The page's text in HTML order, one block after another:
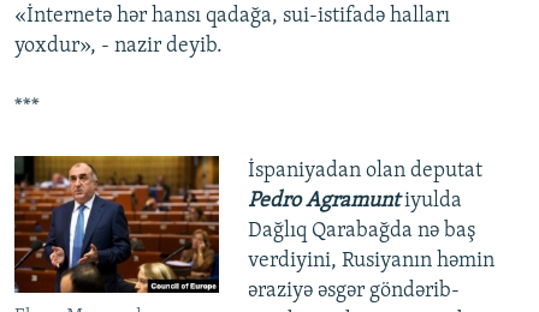
«İnternetə hər hansı qadağa, sui-istifadə halları
yoxdur», - nazir deyib.
***
İspaniyadan olan deputat
Pedro Agramuntiyulda
Dağlıq Qarabağda nə baş
verdiyini, Rusiyanın həmin
əraziyə əsgər göndərib-